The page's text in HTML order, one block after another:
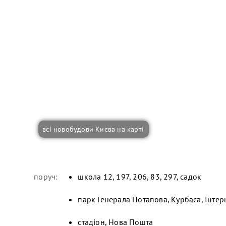
всі новобудови Києва на карті
поруч: школа 12, 197, 206, 83, 297, садок
парк Генерала Потапова, Курбаса,
стадіон, Нова Пошта